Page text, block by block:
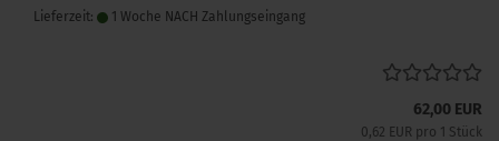
Lieferzeit: 1 Woche NACH Zahlungseingang
62,00 EUR
0,62 EUR pro 1 Stück